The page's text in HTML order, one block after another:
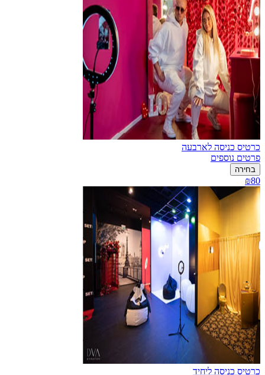
כרטיס כניסה לארבעה
פרטים נוספים
בחירה
₪80
כרטיס כניסה ליחיד